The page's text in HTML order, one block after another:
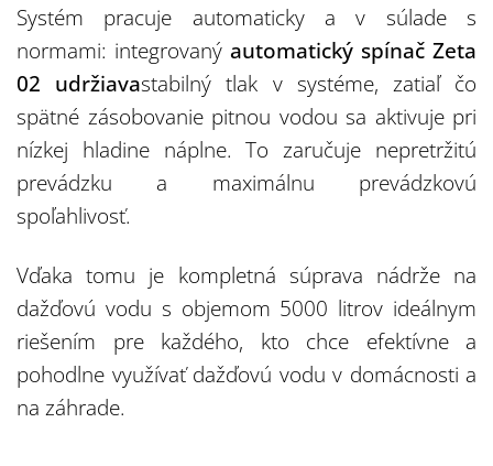
Systém pracuje automaticky a v súlade s
normami: integrovaný automatický spínač Zeta
02 udržiavastabilný tlak v systéme, zatiaľ čo
spätné zásobovanie pitnou vodou sa aktivuje pri
nízkej hladine náplne. To zaručuje nepretržitú
prevádzku a maximálnu prevádzkovú
spoľahlivosť.
Vďaka tomu je kompletná súprava nádrže na
dažďovú vodu s objemom 5000 litrov ideálnym
riešením pre každého, kto chce efektívne a
pohodlne využívať dažďovú vodu v domácnosti a
na záhrade.